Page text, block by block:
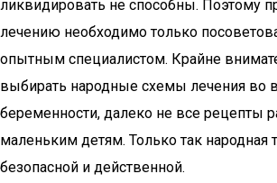
ликвидировать не способны. Поэтому
лечению необходимо только
опытным специалистом. Крайне
выбирать народные схемы лечения во
беременности, далеко не все рецепты
маленьким детям. Только так народная
безопасной и действенной.